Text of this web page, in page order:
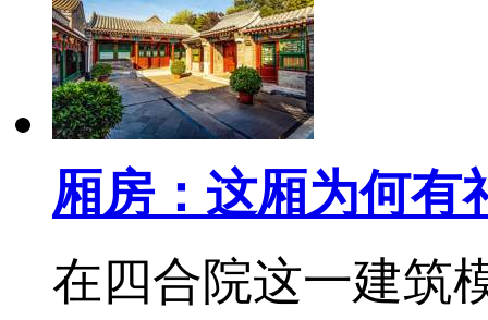
厢房：这厢为何有
在四合院这一建筑